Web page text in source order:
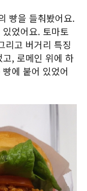
빵을 들춰봤어요.
었어요. 토마토
리고 버거리 특징
, 로메인 위에 하
에 붙어 있었어